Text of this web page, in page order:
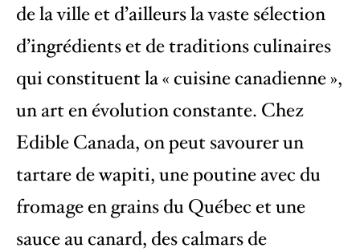
de la ville et d’ailleurs la vaste sélection
d’ingrédients et de traditions culinaires
qui constituent la « cuisine canadienne »,
un art en évolution constante. Chez
Edible Canada, on peut savourer un
tartare de wapiti, une poutine avec du
fromage en grains du Québec et une
sauce au canard, des calmars de